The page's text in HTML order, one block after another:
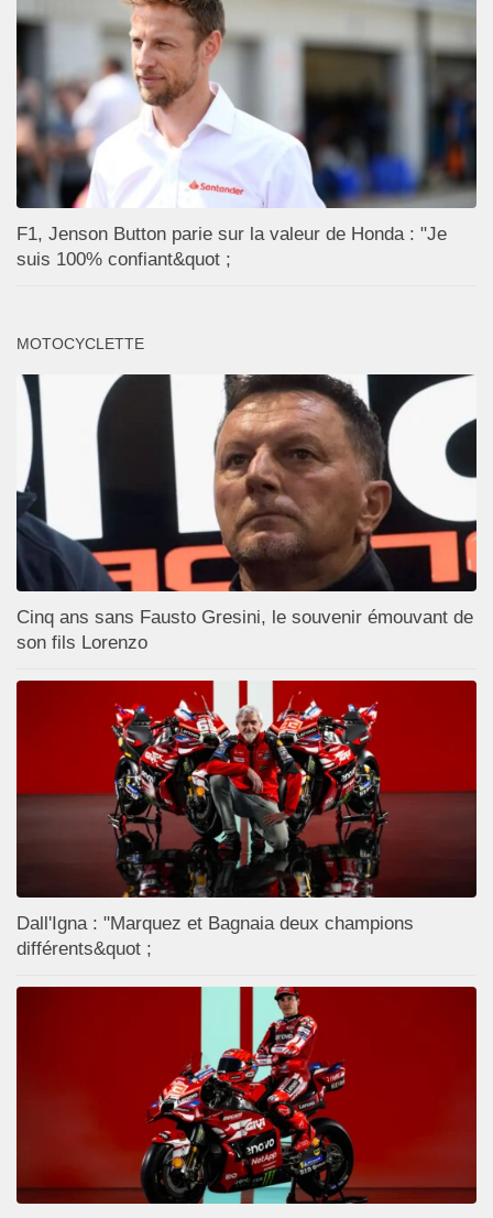
F1, Jenson Button parie sur la valeur de Honda : "Je
suis 100% confiant&quot ;
MOTOCYCLETTE
Cinq ans sans Fausto Gresini, le souvenir émouvant de
son fils Lorenzo
Dall'Igna : "Marquez et Bagnaia deux champions
différents&quot ;